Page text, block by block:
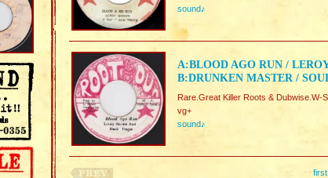
sound♪
A:BLOOD AGO RUN /
B:DRUNKEN MASTER /
Rare.Great Killer Roots & Dubwise.W-
vg+
sound♪
first